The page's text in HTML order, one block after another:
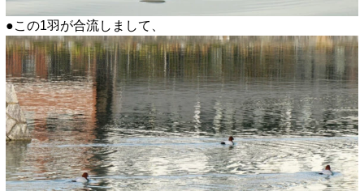
●この1羽が合流しまして、